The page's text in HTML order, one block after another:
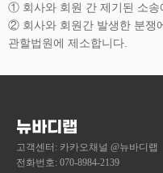
① 회사와 회원 간 제기된 소송
② 회사와 회원간 발생한 분쟁
관할법원에 제소합니다.
뉴바디랩
고객센터: 카카오채널 @뉴바디랩
전화번호: 070-8984-2139